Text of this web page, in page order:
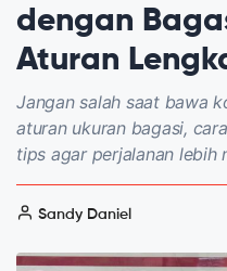
dengan
Aturan
Jangan salah saat bawa
aturan ukuran bagasi,
tips agar perjalanan lebih
Sandy Daniel